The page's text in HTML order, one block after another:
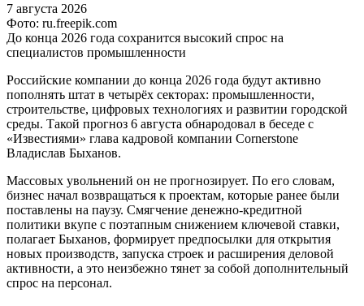
7 августа 2026
Фото: ru.freepik.com
До конца 2026 года сохранится высокий спрос на
специалистов промышленности
Российские компании до конца 2026 года будут активно
пополнять штат в четырёх секторах: промышленности,
строительстве, цифровых технологиях и развитии городской
среды. Такой прогноз 6 августа обнародовал в беседе с
«Известиями» глава кадровой компании Cornerstone
Владислав Быханов.
Массовых увольнений он не прогнозирует. По его словам,
бизнес начал возвращаться к проектам, которые ранее были
поставлены на паузу. Смягчение денежно-кредитной
политики вкупе с поэтапным снижением ключевой ставки,
полагает Быханов, формирует предпосылки для открытия
новых производств, запуска строек и расширения деловой
активности, а это неизбежно тянет за собой дополнительный
спрос на персонал.